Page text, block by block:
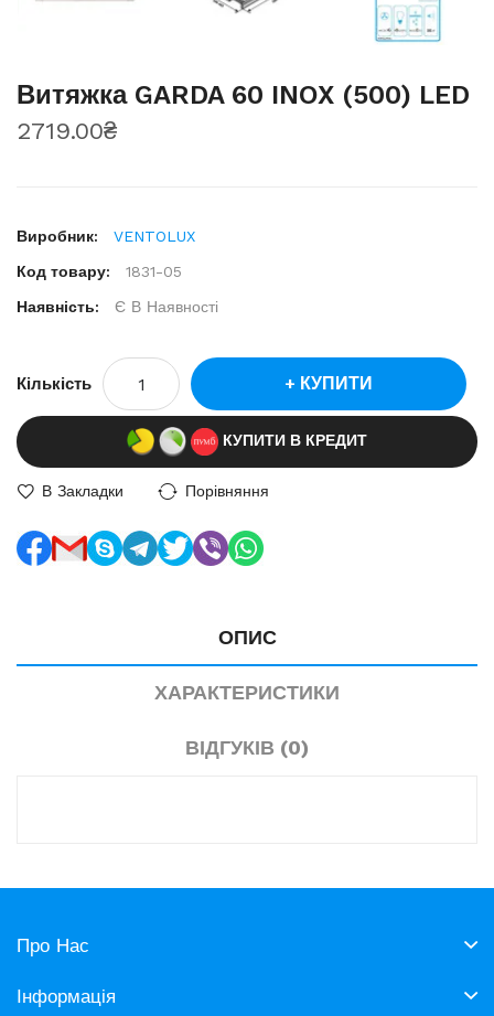
Витяжка GARDA 60 INOX (500) LED
2719.00₴
Виробник:
VENTOLUX
Код товару:
1831-05
Наявність:
Є В Наявності
Кількість КУПИТИ
КУПИТИ В КРЕДИТ
В Закладки Порівняння
ОПИС
ХАРАКТЕРИСТИКИ
ВІДГУКІВ (0)
Про Нас
Інформація